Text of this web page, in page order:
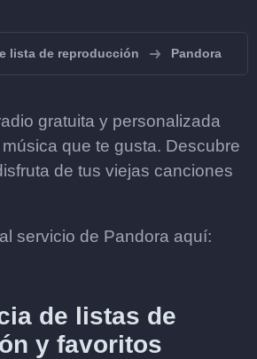
lista de reproducción Pandora
gratuita y personalizada
que te gusta. Descubre
de tus viejas canciones
servicio de Pandora aquí:
de listas de
y favoritos